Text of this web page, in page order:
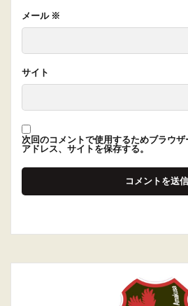
メール ※
サイト
次回のコメントで使用するためブラウ
アドレス、サイトを保存する。